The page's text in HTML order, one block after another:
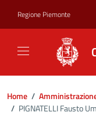
Regione Piemonte
Home /
/ PIGNATELLI Fausto